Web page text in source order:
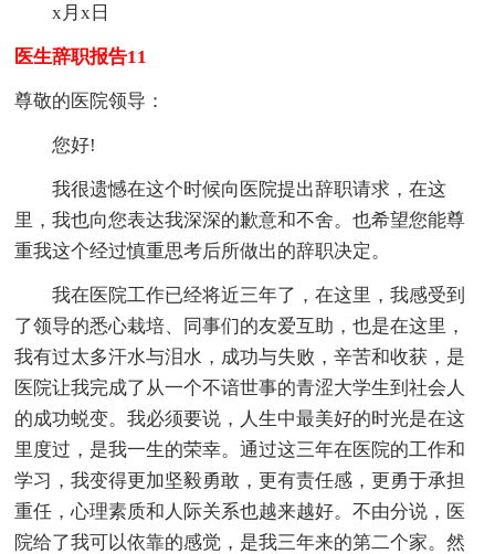
x月x日
医生辞职报告11
尊敬的医院领导：
您好!
我很遗憾在这个时候向医院提出辞职请求，在这
里，我也向您表达我深深的歉意和不舍。也希望您能尊
重我这个经过慎重思考后所做出的辞职决定。
我在医院工作已经将近三年了，在这里，我感受到
了领导的悉心栽培、同事们的友爱互助，也是在这里，
我有过太多汗水与泪水，成功与失败，辛苦和收获，是
医院让我完成了从一个不谙世事的青涩大学生到社会人
的成功蜕变。我必须要说，人生中最美好的时光是在这
里度过，是我一生的荣幸。通过这三年在医院的工作和
学习，我变得更加坚毅勇敢，更有责任感，更勇于承担
重任，心理素质和人际关系也越来越好。不由分说，医
院给了我可以依靠的感觉，是我三年来的第二个家。然